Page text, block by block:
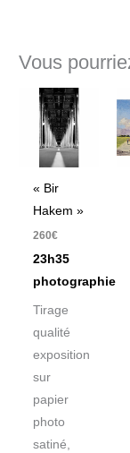
Vous
« Bir
Hakem »
260€
23h35
photographie
Tirage
qualité
exposition
sur
papier
photo
satiné,